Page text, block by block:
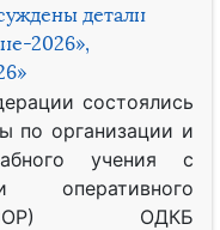
детали
2026»,
состоялись
по организации и
учения с
оперативного
ОДКБ